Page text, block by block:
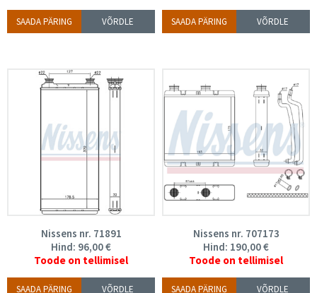
SAADA PÄRING VÕRDLE SAADA PÄRING VÕRDLE
Nissens nr. 71891
Hind: 96,00€
Toode on tellimisel
SAADA PÄRING VÕRDLE
Nissens nr. 707173
Hind: 190,00€
Toode on tellimisel
SAADA PÄRING VÕRDLE